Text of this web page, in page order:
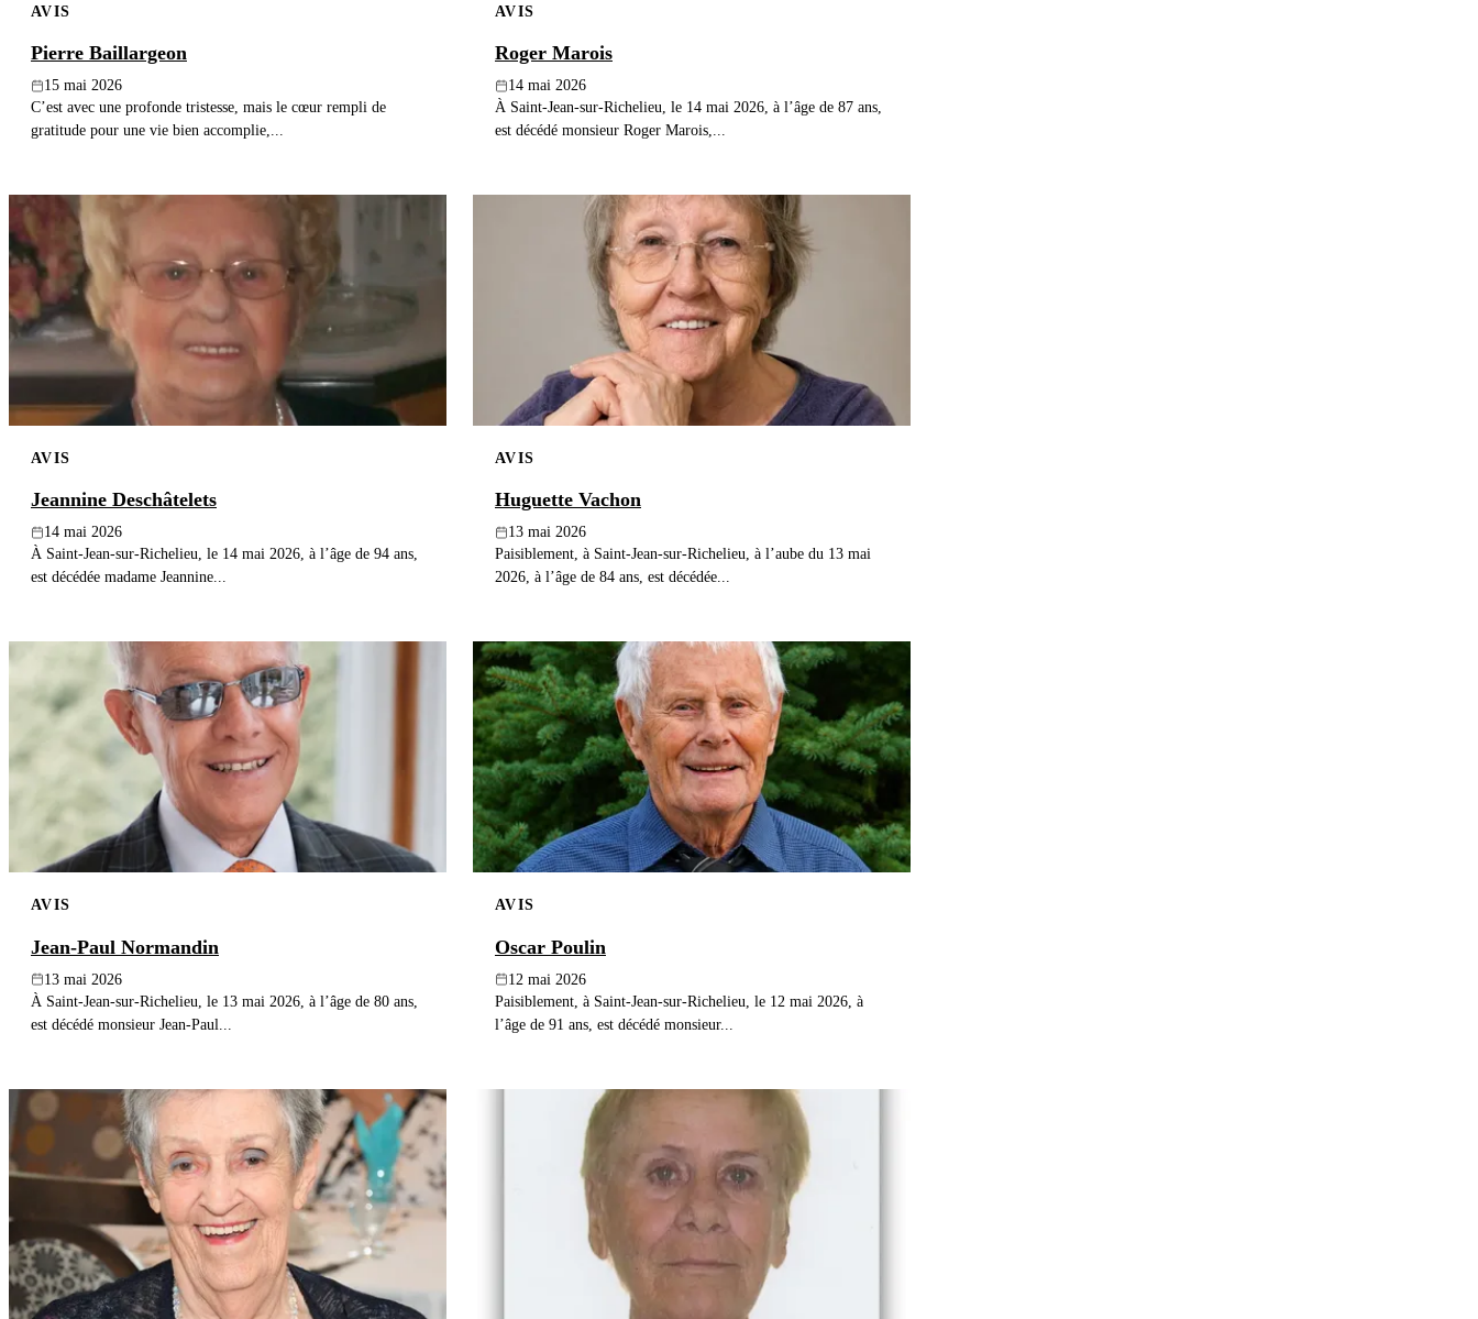
AVIS
Pierre Baillargeon
15 mai 2026
C’est avec une profonde tristesse, mais le cœur rempli de
gratitude pour une vie bien accomplie,...
AVIS
Roger Marois
14 mai 2026
À Saint-Jean-sur-Richelieu, le 14 mai 2026, à l’âge de 87 ans,
est décédé monsieur Roger Marois,...
AVIS
Jeannine Deschâtelets
14 mai 2026
À Saint-Jean-sur-Richelieu, le 14 mai 2026, à l’âge de 94 ans,
est décédée madame Jeannine...
AVIS
Huguette Vachon
13 mai 2026
Paisiblement, à Saint-Jean-sur-Richelieu, à l’aube du 13 mai
2026, à l’âge de 84 ans, est décédée...
AVIS
Jean-Paul Normandin
13 mai 2026
À Saint-Jean-sur-Richelieu, le 13 mai 2026, à l’âge de 80 ans,
est décédé monsieur Jean-Paul...
AVIS
Oscar Poulin
12 mai 2026
Paisiblement, à Saint-Jean-sur-Richelieu, le 12 mai 2026, à
l’âge de 91 ans, est décédé monsieur...